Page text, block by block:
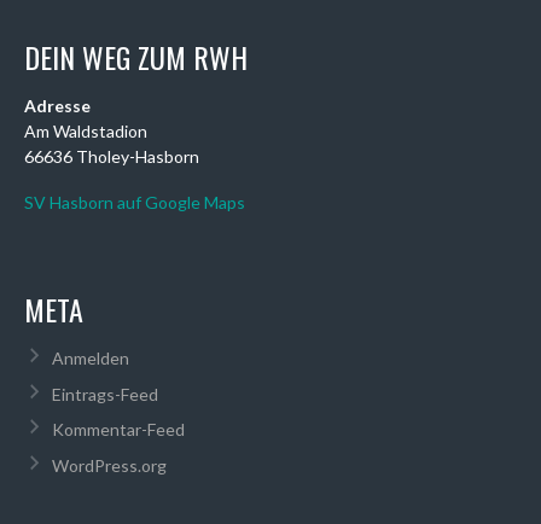
DEIN WEG ZUM RWH
Adresse
Am Waldstadion
66636 Tholey-Hasborn
SV Hasborn auf Google Maps
META
Anmelden
Eintrags-Feed
Kommentar-Feed
WordPress.org